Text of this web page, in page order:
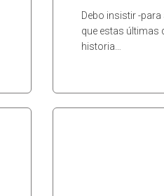
Debo insistir -
que estas últimas
historia…